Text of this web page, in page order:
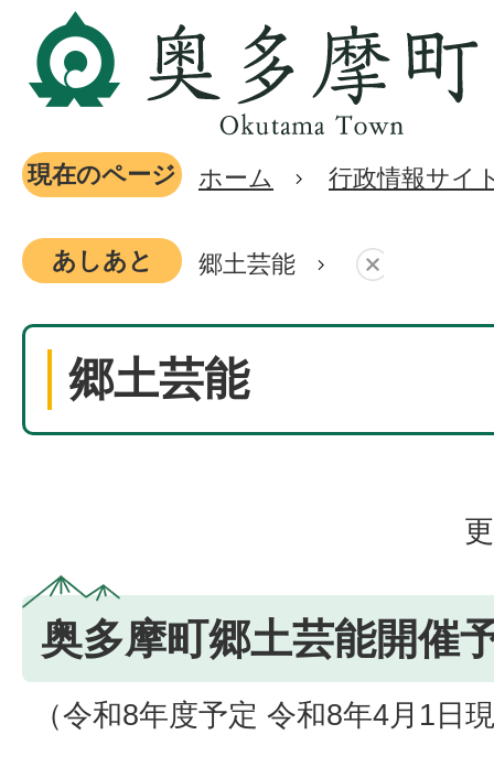
現在のページ ホーム 行政情報サイ
あしあと 郷土芸能
郷土芸能
奥多摩町郷土芸能開催
（令和8年度予定 令和8年4月1日